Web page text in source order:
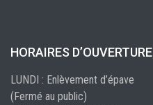
HORAIRES D’OUVERTURE
LUNDI : Enlèvement d’épave
(Fermé au public)